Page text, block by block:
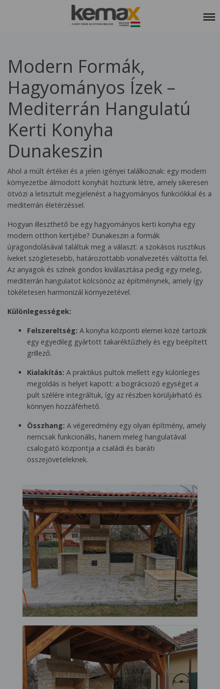
SZOLGÁLTATÁSAINK
REFERENCIÁK
KEDVCSINÁLÓ
KAPCSOLAT
ETIKAI KÓDEX
Modern Formák,
Hagyományos Ízek –
Mediterrán Hangulatú
Kerti Konyha
Dunakeszin
Ahol a múlt értékei és a jelen igényei találkoznak: egy modern
környezetbe álmodott konyhát hoztunk létre, amely sikeresen
ötvözi a letisztult megjelenést a hagyományos funkciókkal és a
mediterrán életérzéssel.
Hogyan illeszthető be egy hagyományos kerti konyha egy
modern otthon kertjébe? Dunakeszin a formák
újragondolásával találtuk meg a választ: a szokásos rusztikus
íveket szögletesebb, határozottabb vonalvezetés váltotta fel.
Az anyagok és színek gondos kiválasztása pedig egy meleg,
mediterrán hangulatot kölcsönöz az építménynek, amely így
tökéletesen harmonizál környezetével.
Különlegességek:
Felszereltség: A konyha központi elemei közé tartozik
egy egyedileg gyártott takaréktűzhely és egy beépített
grillező.
Kialakítás: A praktikus pultok mellett egy különleges
megoldás is helyet kapott: a bográcsozó egységet a
pult szélére integráltuk, így az részben körüljárható és
könnyen hozzáférhető.
Összhang: A végeredmény egy olyan építmény, amely
nemcsak funkcionális, hanem meleg hangulatával
csalogató központja a családi és baráti
összejöveteleknek.